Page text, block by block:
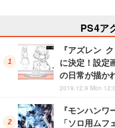
PS4ア
『アズレン
に決定！設定
の日常が描か
2019.12.9 Mon
『モンハンワ
「ソロ用ム